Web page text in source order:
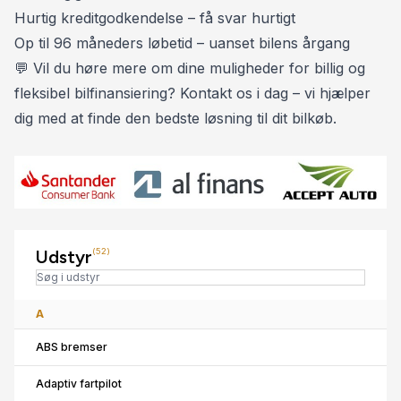
✅ TRÆTHEDSREGISTRERING ☕
✅ SKILTEGENKENDELSE 🚫
✅ VOGNBANEASSISTENT 🛣️
✅ BLINDVINKELSKAMERA 🟡
✅ AUTOMATISK NØDBREMSESYSTEM 🛑
✅ EL-KLAPBARE SPEJLE M. VARME 🔥
✅ EL-INDST. FØRERSÆDE M. MEMORY 🔢
✅ EL-BETJENT BAGKLAP
✅ EL-KABINEVARMER 🔥
✅ FULDAUTOMATISK KLIMAANLÆG 💨❄️🔥
✅ VARME I RAT 🔥
✅ MULTIFUNKTIONSLÆDERRAT
Hurtig kreditgodkendelse – få svar hurtigt
Op til 96 måneders løbetid – uanset bilens årgang
💬 Vil du høre mere om dine muligheder for billig og
fleksibel bilfinansiering? Kontakt os i dag – vi hjælper
dig med at finde den bedste løsning til dit bilkøb.
Udstyr(52)
A
ABS bremser
Adaptiv fartpilot